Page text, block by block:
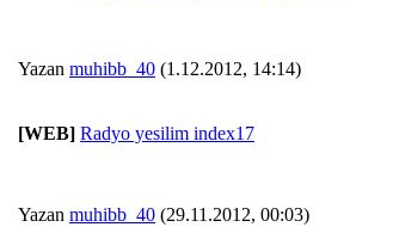
Yazan muhibb_40 (1.12.2012, 14:14)
[WEB] Radyo yesilim index17
Yazan muhibb_40 (29.11.2012, 00:03)